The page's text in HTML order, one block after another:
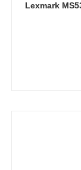
Lexmark